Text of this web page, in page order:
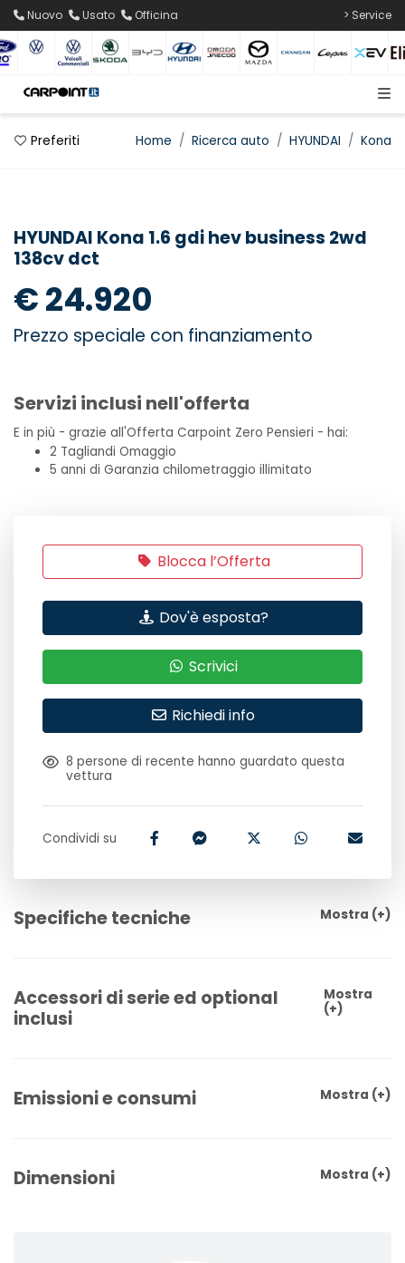
Nuovo Usato Officina > Service
Preferiti Home Ricerca auto HYUNDAI Kona
HYUNDAI Kona 1.6 gdi hev business 2wd
138cv dct
€ 24.920
Prezzo speciale con finanziamento
Servizi inclusi nell'offerta
E in più - grazie all'Offerta Carpoint Zero Pensieri - hai:
2 Tagliandi Omaggio
5 anni di Garanzia chilometraggio illimitato
Blocca l’Offerta
Dov'è esposta?
Scrivici
Richiedi info
8 persone di recente hanno guardato questa
vettura
Condividi su
Specifiche tecniche Mostra (+)
Accessori di serie ed optional
inclusi
Mostra
(+)
Emissioni e consumi Mostra (+)
Dimensioni Mostra (+)